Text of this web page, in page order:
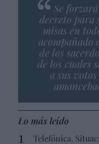
Se
decreto
misas en
acompañado
de los
de los cuales
a sus
Lo más leído
Telefónica.